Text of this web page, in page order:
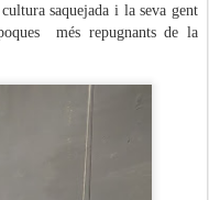
saquejada i la seva gent
més repugnants de la